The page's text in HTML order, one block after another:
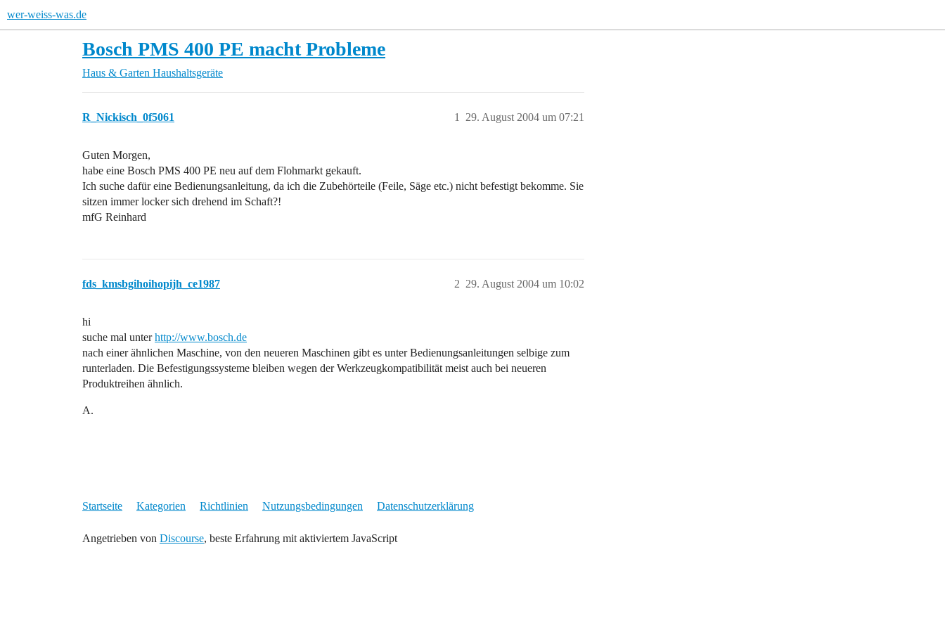
wer-weiss-was.de
Bosch PMS 400 PE macht Probleme
Haus & Garten Haushaltsgeräte
R_Nickisch_0f5061 29. August 2004 um 07:21
1
Guten Morgen,
habe eine Bosch PMS 400 PE neu auf dem Flohmarkt gekauft.
Ich suche dafür eine Bedienungsanleitung, da ich die Zubehörteile (Feile, Säge etc.) nicht befestigt bekomme. Sie
sitzen immer locker sich drehend im Schaft?!
mfG Reinhard
fds_kmsbgihoihopijh_ce1987 29. August 2004 um 10:02
2
hi
suche mal unterhttp://www.bosch.de
nach einer ähnlichen Maschine, von den neueren Maschinen gibt es unter Bedienungsanleitungen selbige zum
runterladen. Die Befestigungssysteme bleiben wegen der Werkzeugkompatibilität meist auch bei neueren
Produktreihen ähnlich.
A.
Startseite Kategorien Richtlinien Nutzungsbedingungen Datenschutzerklärung
Angetrieben von Discourse, beste Erfahrung mit aktiviertem JavaScript